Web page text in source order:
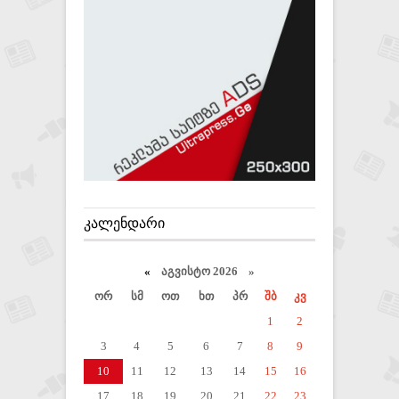
ᲙᲐᲚᲔᲜᲓᲐᲠᲘ
« აგვისტო 2026 »
ორ
სმ ოთ ხთ პრ შბ
კვ
1
2
3
4 5 6 7 8
9
10
11 12 13 14 15
16
17
18 19 20 21 22
23